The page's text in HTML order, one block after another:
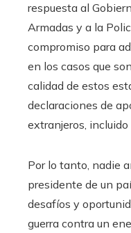
respuesta al
Armadas y a la
compromiso para
en los casos que
calidad de estos
declaraciones de
extranjeros,
Por lo tanto, nadie
presidente de un
desafíos y
guerra contra un